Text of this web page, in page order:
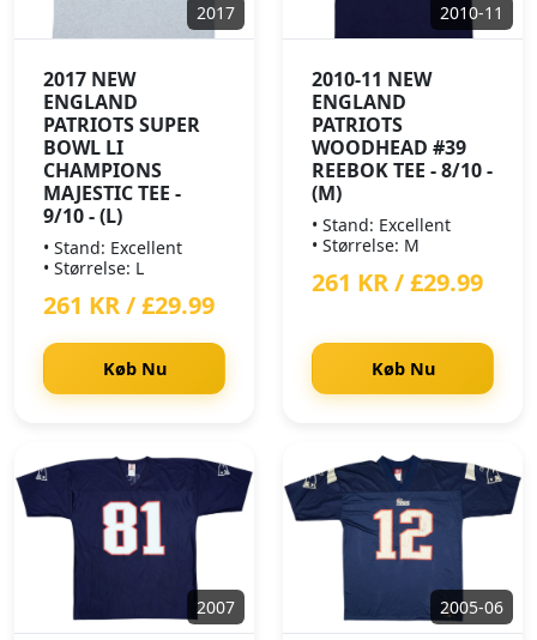
2017
2017 NEW
ENGLAND
PATRIOTS SUPER
BOWL LI
CHAMPIONS
MAJESTIC TEE -
9/10 - (L)
• Stand: Excellent
• Størrelse: L
261 KR / £29.99
Køb Nu
2010-11
2010-11 NEW
ENGLAND
PATRIOTS
WOODHEAD #39
REEBOK TEE - 8/10 -
(M)
• Stand: Excellent
• Størrelse: M
261 KR / £29.99
Køb Nu
2007 2005-06